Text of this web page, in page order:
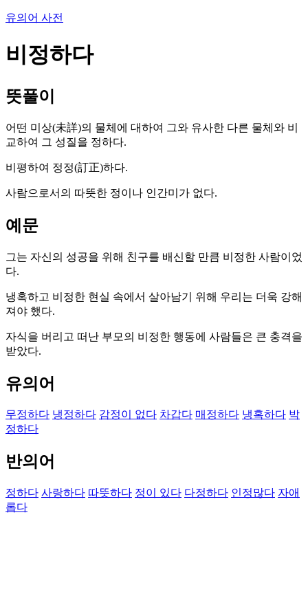
유의어 사전
비정하다
뜻풀이
어떤 미상(未詳)의 물체에 대하여 그와 유사한 다른 물체와 비
교하여 그 성질을 정하다.
비평하여 정정(訂正)하다.
사람으로서의 따뜻한 정이나 인간미가 없다.
예문
그는 자신의 성공을 위해 친구를 배신할 만큼 비정한 사람이었
다.
냉혹하고 비정한 현실 속에서 살아남기 위해 우리는 더욱 강해
져야 했다.
자식을 버리고 떠난 부모의 비정한 행동에 사람들은 큰 충격을
받았다.
유의어
무정하다 냉정하다 감정이 없다 차갑다 매정하다 냉혹하다 박
정하다
반의어
정하다 사랑하다 따뜻하다 정이 있다 다정하다 인정많다 자애
롭다